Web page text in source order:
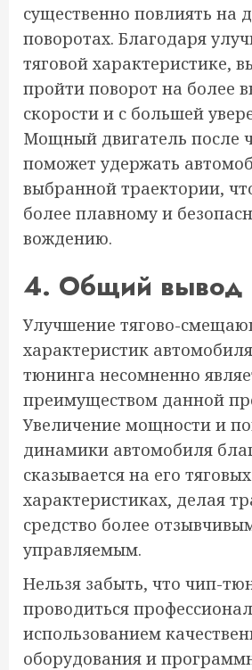
существенно повлиять на
поворотах. Благодаря
тяговой характеристике,
пройти поворот на более
скорости и с большей
Мощный двигатель после
поможет удержать
выбранной траектории,
более плавному и
вождению.
4. Общий вывод
Улучшение тягово-
характеристик
тюнинга несомненно
преимуществом данной
Увеличение мощности и
динамики автомобиля
сказывается на его тяговых
характеристиках, делая
средство более
управляемым.
Нельзя забыть, что чип-
проводиться
использованием
оборудования и